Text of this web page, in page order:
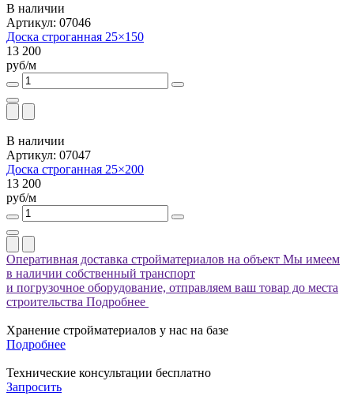
В наличии
Артикул: 07046
Доска строганная 25×150
13 200
руб/м
В наличии
Артикул: 07047
Доска строганная 25×200
13 200
руб/м
Оперативная доставка стройматериалов на объект Мы имеем
в наличии собственный транспорт
и погрузочное оборудование, отправляем ваш товар до места
строительства Подробнее
Хранение стройматериалов у нас на базе
Подробнее
Технические консультации бесплатно
Запросить